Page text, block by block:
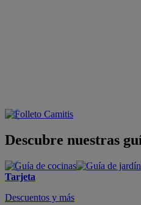
Descubre nuestras
Tarjeta
Descuentos y más